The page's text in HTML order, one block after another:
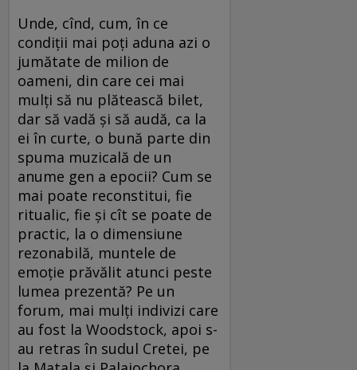
Unde, cînd, cum, în ce
condiții mai poți aduna azi o
jumătate de milion de
oameni, din care cei mai
mulți să nu plătească bilet,
dar să vadă și să audă, ca la
ei în curte, o bună parte din
spuma muzicală de un
anume gen a epocii? Cum se
mai poate reconstitui, fie
ritualic, fie și cît se poate de
practic, la o dimensiune
rezonabilă, muntele de
emoție prăvălit atunci peste
lumea prezentă? Pe un
forum, mai mulți indivizi care
au fost la Woodstock, apoi s-
au retras în sudul Cretei, pe